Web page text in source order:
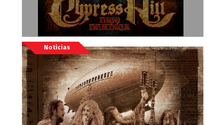
Noticias